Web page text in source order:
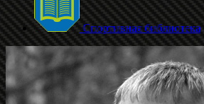
Спортивная библиотека